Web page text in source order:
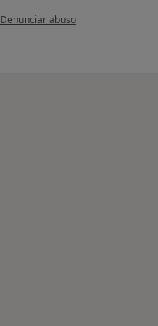
na opinião do utilizador C.M.L
Denunciar abuso